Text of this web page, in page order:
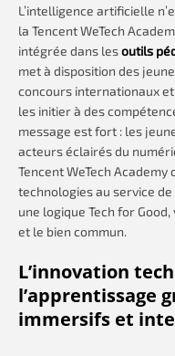
L’intelligence artificielle
la Tencent WeTech
intégrée dans lesoutils
met à disposition des
concours internationaux
les initier à des
message est fort : les
acteurs éclairés du
Tencent WeTech
technologies au service de
une logique Tech for
et le bien commun.
L’innovation
l’apprentissage
immersifs et